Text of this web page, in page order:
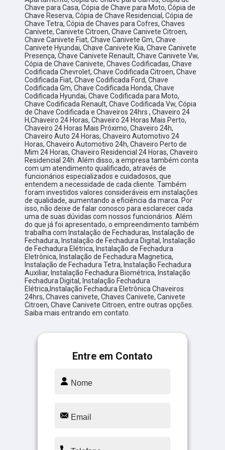
Chave para Casa, Cópia de Chave para Moto, Cópia de
Chave Reserva, Cópia de Chave Residencial, Cópia de
Chave Tetra, Cópia de Chaves para Cofres, Chaves
Canivete, Canivete Citroen, Chave Canivete Citroen,
Chave Canivete Fiat, Chave Canivete Gm, Chave
Canivete Hyundai, Chave Canivete Kia, Chave Canivete
Presença, Chave Canivete Renault, Chave Canivete Vw,
Cópia de Chave Canivete, Chaves Codificadas, Chave
Codificada Chevrolet, Chave Codificada Citroen, Chave
Codificada Fiat, Chave Codificada Ford, Chave
Codificada Gm, Chave Codificada Honda, Chave
Codificada Hyundai, Chave Codificada para Moto,
Chave Codificada Renault, Chave Codificada Vw, Cópia
de Chave Codificada e Chaveiros 24hrs , Chaveiro 24
H,Chaveiro 24 Horas, Chaveiro 24 Horas Mais Perto,
Chaveiro 24 Horas Mais Próximo, Chaveiro 24h,
Chaveiro Auto 24 Horas, Chaveiro Automotivo 24
Horas, Chaveiro Automotivo 24h, Chaveiro Perto de
Mim 24 Horas, Chaveiro Residencial 24 Horas, Chaveiro
Residencial 24h. Além disso, a empresa também conta
com um atendimento qualificado, através de
funcionários especializados e cuidadosos, que
entendem a necessidade de cada cliente. Também
foram investidos valores consideráveis em instalações
de qualidade, aumentando a eficiência da marca. Por
isso, não deixe de falar conosco para esclarecer cada
uma de suas dúvidas com nossos funcionários. Além
do que já foi apresentado, o empreendimento também
trabalha com Instalação de Fechaduras, Instalação de
Fechadura, Instalação de Fechadura Digital, Instalação
de Fechadura Elétrica, Instalação de Fechadura
Eletrônica, Instalação de Fechadura Magnetica,
Instalação de Fechadura Tetra, Instalação Fechadura
Auxiliar, Instalação Fechadura Biométrica, Instalação
Fechadura Digital, Instalação Fechadura
Elétrica,Instalação Fechadura Eletrônica Chaveiros
24hrs, Chaves canivete, Chaves Canivete, Canivete
Citroen, Chave Canivete Citroen, entre outras opções.
Saiba mais entrando em contato.
Entre em Contato